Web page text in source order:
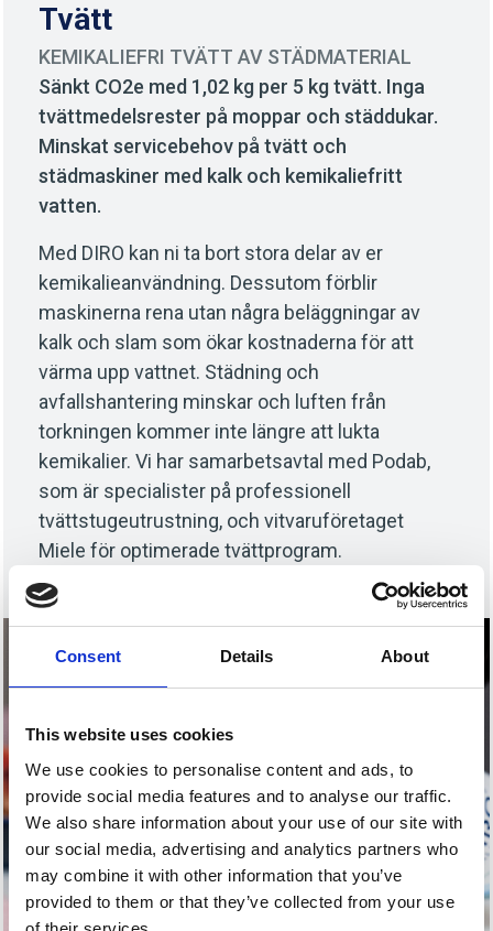
Consent Details About
This website uses cookies
We use cookies to personalise content and ads, to
provide social media features and to analyse our traffic.
We also share information about your use of our site with
our social media, advertising and analytics partners who
may combine it with other information that you’ve
provided to them or that they’ve collected from your use
Tvätt
KEMIKALIEFRI TVÄTT AV STÄDMATERIAL
Sänkt CO2e med 1,02 kg per 5 kg tvätt. Inga
tvättmedelsrester på moppar och städdukar.
Minskat servicebehov på tvätt och
städmaskiner med kalk och kemikaliefritt
vatten.
Med DIRO kan ni ta bort stora delar av er
kemikalieanvändning. Dessutom förblir
maskinerna rena utan några beläggningar av
kalk och slam som ökar kostnaderna för att
värma upp vattnet. Städning och
avfallshantering minskar och luften från
torkningen kommer inte längre att lukta
kemikalier. Vi har samarbetsavtal med Podab,
som är specialister på professionell
tvättstugeutrustning, och vitvaruföretaget
Miele för optimerade tvättprogram.